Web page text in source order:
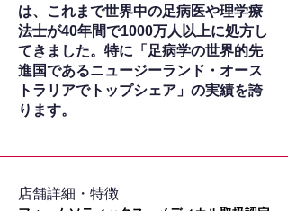
は、これまで世界中の足病医や理学療
法士が40年間で1000万人以上に処方し
てきました。特に「足病学の世界的先
進国であるニュージーランド・オース
トラリアでトップシェア」の実績を誇
ります。
​店舗詳細・特徴